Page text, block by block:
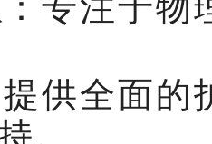
提供全面
。